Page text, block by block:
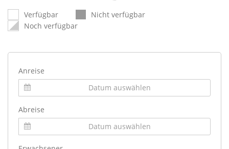
Verfügbar
Nicht verfügbar
Noch verfügbar
Anreise
Abreise